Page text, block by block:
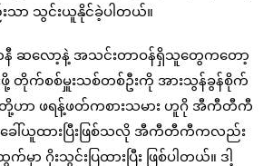
သာ သွင်းယူနိုင်ခဲ့ပါတယ်။
ာနီ ဆလော့နဲ့ အသင်းတာဝန်ရှိသူတွေကတော့
ဖို့ တိုက်စစ်မှူးသစ်တစ်ဦးကို အားသွန်ခွန်စိုက်
တို့ဟာ ဖရန့်ဖတ်ကစားသမား ဟူဂို အီကီတီကီ
ခေါ်ယူထားပြီးဖြစ်သလို အီကီတီကီကလည်း
ဂိုးသွင်းပြထားပြီး ဖြစ်ပါတယ်။ ဒါ့